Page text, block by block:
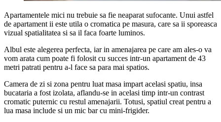
Apartamentele mici nu trebuie sa fie neaparat sufocante. Unui astfel
de apartament ii este utila o cromatica pe masura, care sa ii sporeasca
vizual spatialitatea si sa il faca foarte luminos.
Albul este alegerea perfecta, iar in amenajarea pe care am ales-o va
vom arata cum poate fi folosit cu succes intr-un apartament de 43
metri patrati pentru a-l face sa para mai spatios.
Camera de zi si zona pentru luat masa impart acelasi spatiu, insa
bucataria a fost izolata, aflandu-se in acelasi timp intr-un contrast
cromatic puternic cu restul amenajarii. Totusi, spatiul creat pentru a
lua masa include si un mic bar cu mini-frigider.